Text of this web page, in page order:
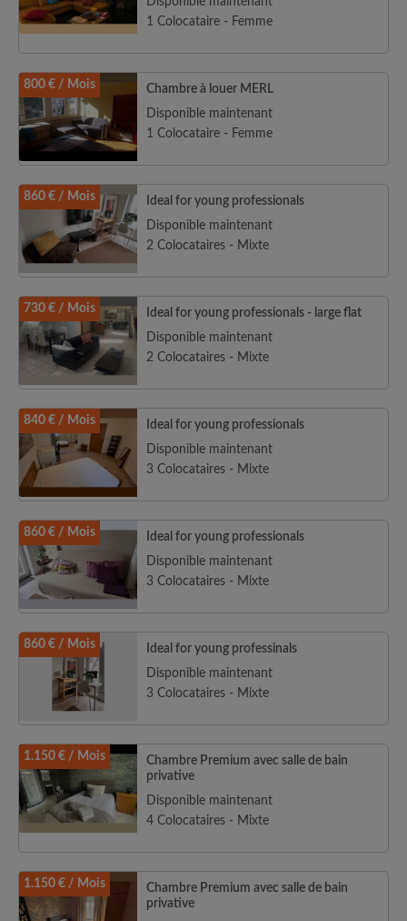
1 Colocataire - Femme
800 € / Mois
Chambre à louer MERL
Disponible maintenant
1 Colocataire - Femme
860 € / Mois
Ideal for young professionals
Disponible maintenant
2 Colocataires - Mixte
730 € / Mois
Ideal for young professionals - large flat
Disponible maintenant
2 Colocataires - Mixte
840 € / Mois
Ideal for young professionals
Disponible maintenant
3 Colocataires - Mixte
860 € / Mois
Ideal for young professionals
Disponible maintenant
3 Colocataires - Mixte
860 € / Mois
Ideal for young professinals
Disponible maintenant
3 Colocataires - Mixte
1.150 € / Mois
Chambre Premium avec salle de bain
privative
Disponible maintenant
4 Colocataires - Mixte
1.150 € / Mois
Chambre Premium avec salle de bain
privative